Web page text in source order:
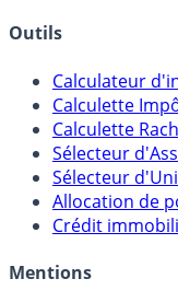
Outils
Calculateur
Calculette
Calculette
Sélecteur
Sélecteur
Allocation de
Crédit
Mentions